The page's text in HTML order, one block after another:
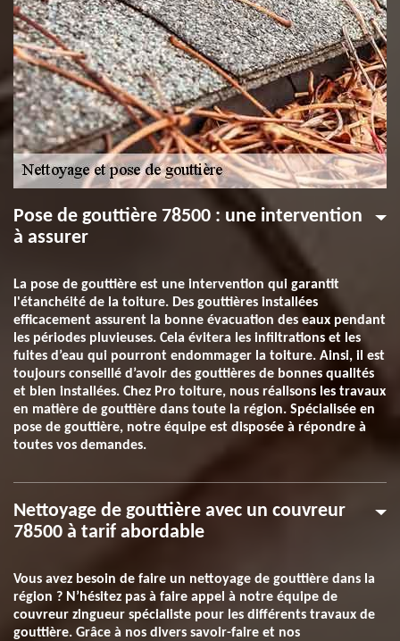
Pose de gouttière 78500 : une intervention
à assurer
La pose de gouttière est une intervention qui garantit
l'étanchéité de la toiture. Des gouttières installées
efficacement assurent la bonne évacuation des eaux pendant
les périodes pluvieuses. Cela évitera les infiltrations et les
fuites d’eau qui pourront endommager la toiture. Ainsi, il est
toujours conseillé d’avoir des gouttières de bonnes qualités
et bien installées. Chez Pro toiture, nous réalisons les travaux
en matière de gouttière dans toute la région. Spécialisée en
pose de gouttière, notre équipe est disposée à répondre à
toutes vos demandes.
Nettoyage de gouttière avec un couvreur
78500 à tarif abordable
Vous avez besoin de faire un nettoyage de gouttière dans la
région ? N’hésitez pas à faire appel à notre équipe de
couvreur zingueur spécialiste pour les différents travaux de
gouttière. Grâce à nos divers savoir-faire et nos